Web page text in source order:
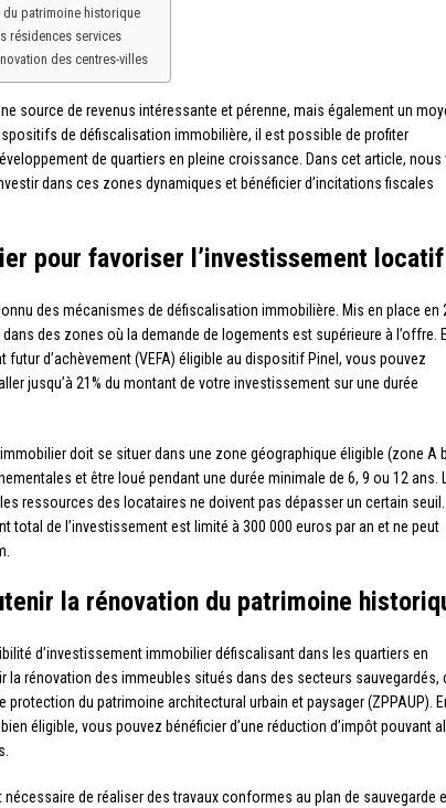
patrimoine historique
résidences services
des centres-villes
source de revenus intéressante et pérenne, mais également un
de défiscalisation immobilière, il est possible de profiter
de quartiers en pleine croissance. Dans cet article, nous
dans ces zones dynamiques et bénéficier d’incitations fiscales
pour favoriser l’investissement locatif
des mécanismes de défiscalisation immobilière. Mis en place en
des zones où la demande de logements est supérieure à l’offre.
d’achèvement (VEFA) éligible au dispositif Pinel, vous pouvez
jusqu’à 21% du montant de votre investissement sur une durée
doit se situer dans une zone géographique éligible (zone A
et être loué pendant une durée minimale de 6, 9 ou 12 ans.
ressources des locataires ne doivent pas dépasser un certain seuil.
total de l’investissement est limité à 300 000 euros par an et ne peut
la rénovation du patrimoine
d’investissement immobilier défiscalisant dans les quartiers en
rénovation des immeubles situés dans des secteurs sauvegardés,
du patrimoine architectural urbain et paysager (ZPPAUP).
éligible, vous pouvez bénéficier d’une réduction d’impôt pouvant
de réaliser des travaux conformes au plan de sauvegarde